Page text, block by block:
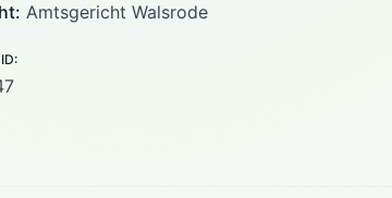
Amtsgericht Walsrode